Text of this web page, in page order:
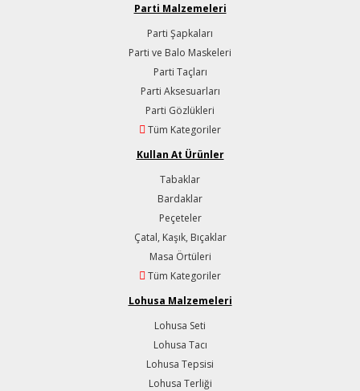
Parti Malzemeleri
Parti Şapkaları
Parti ve Balo Maskeleri
Parti Taçları
Parti Aksesuarları
Parti Gözlükleri
Tüm Kategoriler
Kullan At Ürünler
Tabaklar
Bardaklar
Peçeteler
Çatal, Kaşık, Bıçaklar
Masa Örtüleri
Tüm Kategoriler
Lohusa Malzemeleri
Lohusa Seti
Lohusa Tacı
Lohusa Tepsisi
Lohusa Terliği